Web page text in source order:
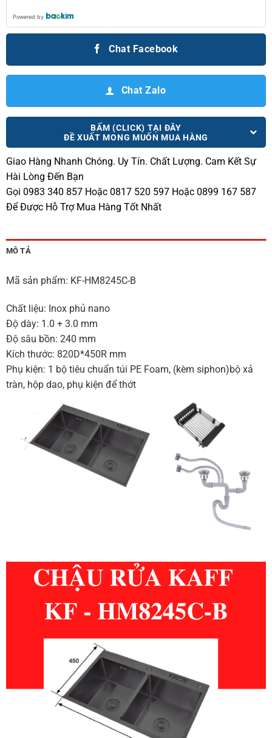
Powered by
Chat Facebook
Chat Zalo
BẤM (CLICK) TẠI ĐÂY
ĐỀ XUẤT MONG MUỐN MUA HÀNG
Giao Hàng Nhanh Chóng. Uy Tín. Chất Lượng. Cam Kết Sự
Hài Lòng Đến Bạn
Gọi 0983 340 857 Hoặc 0817 520 597 Hoặc 0899 167 587
Để Được Hỗ Trợ Mua Hàng Tốt Nhất
MÔ TẢ
Mã sản phẩm: KF-HM8245C-B
Chất liệu: Inox phủ nano
Độ dày: 1.0 + 3.0 mm
Độ sâu bồn: 240 mm
Kích thước: 820D*450R mm
Phụ kiện: 1 bộ tiêu chuẩn túi PE Foam, (kèm siphon)bộ xả
tràn, hộp dao, phụ kiện để thớt